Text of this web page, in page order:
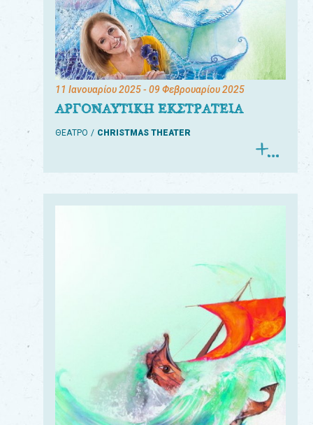
11 Ιανουαρίου 2025- 09 Φεβρουαρίου 2025
ΑΡΓΟΝΑΥΤΙΚΗ ΕΚΣΤΡΑΤΕΙΑ
ΘΕΑΤΡΟ CHRISTMAS THEATER